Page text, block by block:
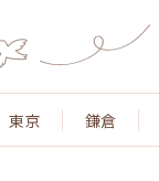
東京 鎌倉